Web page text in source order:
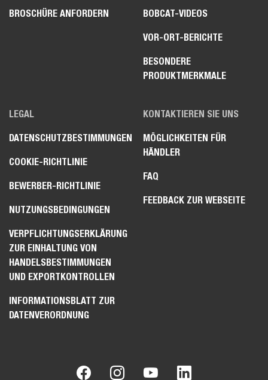
BROSCHÜRE ANFORDERN BOBCAT-VIDEOS
VOR-ORT-BERICHTE
BESONDERE
PRODUKTMERKMALE
LEGAL
DATENSCHUTZBESTIMMUNGEN
COOKIE-RICHTLINIE
BEWERBER-RICHTLINIE
NUTZUNGSBEDINGUNGEN
VERPFLICHTUNGSERKLÄRUNG
ZUR EINHALTUNG VON
HANDELSBESTIMMUNGEN
UND EXPORTKONTROLLEN
INFORMATIONSBLATT ZUR
DATENVERORDNUNG
KONTAKTIEREN SIE UNS
MÖGLICHKEITEN FÜR
HÄNDLER
FAQ
FEEDBACK ZUR WEBSEITE